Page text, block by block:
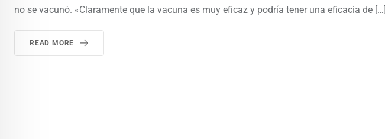
no se vacunó. «Claramente que la vacuna es muy eficaz y podría tener una eficacia de […]
READ MORE